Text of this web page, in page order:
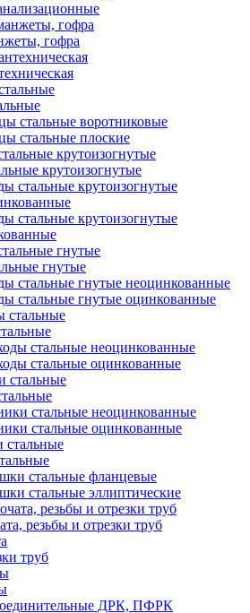
гофра
стальные воротниковые
стальные плоские
крутоизогнутые
стальные крутоизогнутые
стальные крутоизогнутые
гнутые
стальные гнутые неоцинкованные
стальные гнутые оцинкованные
стальные неоцинкованные
стальные оцинкованные
стальные неоцинкованные
стальные оцинкованные
стальные фланцевые
стальные эллиптические
резьбы и отрезки труб
труб